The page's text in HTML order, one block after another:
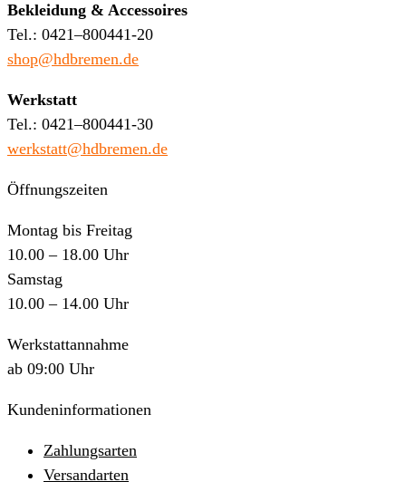
Bekleidung & Accessoires
Tel.: 0421–800441-20
shop@hdbremen.de
Werkstatt
Tel.: 0421–800441-30
werkstatt@hdbremen.de
Öffnungszeiten
Montag bis Freitag
10.00 – 18.00 Uhr
Samstag
10.00 – 14.00 Uhr
Werkstattannahme
ab 09:00 Uhr
Kundeninformationen
Zahlungsarten
Versandarten